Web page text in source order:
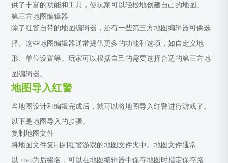
供了丰富的功能和工具，使玩家可以轻松地创建自己的地图。
第三方地图编辑器
除了红警自带的地图编辑器，还有一些第三方地图编辑器可供选
择。这些地图编辑器通常提供更多的功能和选项，如自定义地
形、单位设置等。玩家可以根据自己的需要选择合适的第三方地
图编辑器。
地图导入红警
当地图设计和编辑完成后，就可以将地图导入红警进行游戏了。
以下是地图导入的步骤。
复制地图文件
将地图文件复制到红警游戏的地图文件夹中。地图文件通常
以.map为后缀名，可以在地图编辑器中保存地图时指定保存路